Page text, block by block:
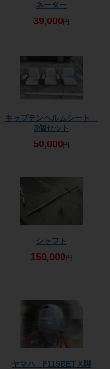
ネーター
39,000 円
キャプテンヘルムシート
3個セット
50,000 円
シャフト
150,000 円
ヤマハ F115BET X脚